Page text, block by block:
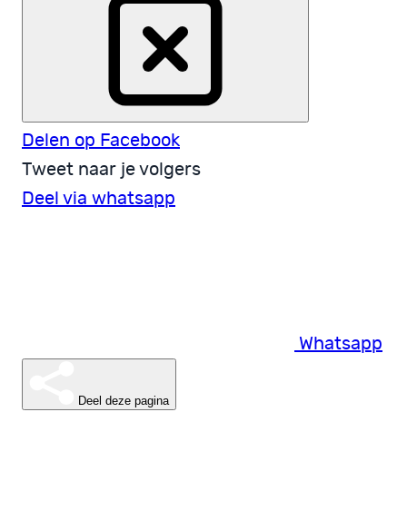
Delen op Facebook
Tweet naar je volgers
Deel via whatsapp
Whatsapp
Deel deze pagina